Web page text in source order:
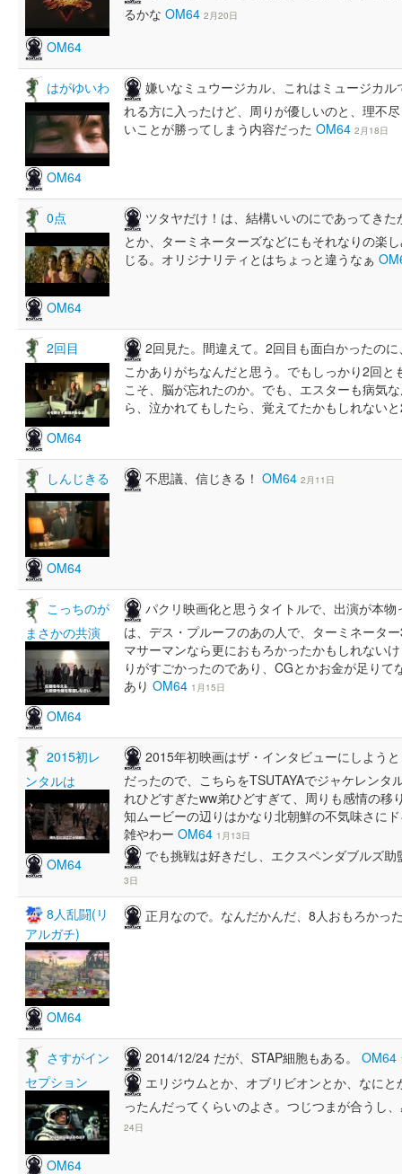
OM64
るかな OM64 2月20日
はがゆいわ
OM64
嫌いなミュウージカル、これはミュージカ
れる方に入ったけど、周りが優しいのと、理不
いことが勝ってしまう内容だった OM64 2月18日
0点
OM64
ツタヤだけ！は、結構いいのにであってき
とか、ターミネーターズなどにもそれなりの楽
じる。オリジナリティとはちょっと違うなぁ
2回目
OM64
2回見た。間違えて。2回目も面白かったの
こかありがちなんだと思う。でもしっかり2回
こそ、脳が忘れたのか。でも、エスターも病気
ら、泣かれてもしたら、覚えてたかもしれない
しんじきる
OM64
不思議、信じきる！ OM64 2月11日
こっちのが
まさかの共演
OM64
パクリ映画化と思うタイトルで、出演が本
は、デス・プルーフのあの人で、ターミネータ
マサーマンなら更におもろかったかもしれない
りがすごかったのであり、CGとかお金が足り
あり OM64 1月15日
2015初レ
ンタルは
OM64
2015年初映画はザ・インタビューにしよう
だったので、こちらをTSUTAYAでジャケレン
れひどすぎたww弟ひどすぎて、周りも感情の移
知ムービーの辺りはかなり北朝鮮の不気味さに
雑やわー OM64 1月13日
でも挑戦は好きだし、エクスペンダブルズ
3日
8人乱闘(リ
アルガチ)
OM64
正月なので。なんだかんだ、8人おもろかっ
さすがイン
セプション
OM64
2014/12/24 だが、STAP細胞もある。 OM64
エリジウムとか、オブリビオンとか、なに
ったんだってくらいのよさ。つじつまが合うし
24日